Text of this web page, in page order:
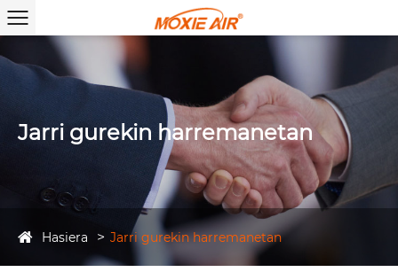
Jarri gurekin harremanetan
Hasiera Jarri gurekin harremanetan